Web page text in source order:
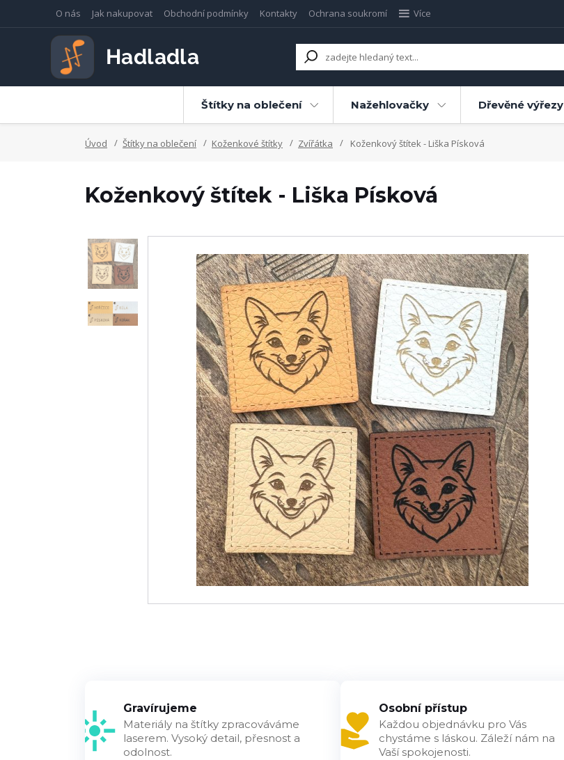
O nás Jak nakupovat Obchodní podmínky Kontakty Ochrana soukromí Více
Štítky na oblečení Nažehlovačky Dřevěné výřezy
Úvod Štítky na oblečení Koženkové štítky Zvířátka Koženkový štítek - Liška Písková
Koženkový štítek - Liška Písková
Gravírujeme
Materiály na štítky zpracováváme
laserem. Vysoký detail, přesnost a
odolnost.
Osobní přístup
Každou objednávku pro Vás
chystáme s láskou. Záleží nám na
Vaší spokojenosti.